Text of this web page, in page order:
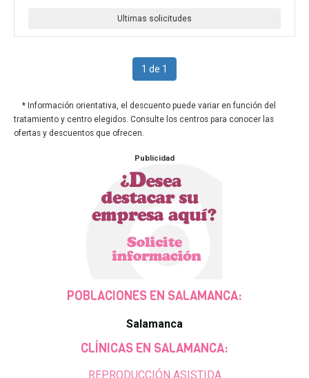
1 de 1
* Información orientativa, el descuento puede variar en función del
tratamiento y centro elegidos. Consulte los centros para conocer las
ofertas y descuentos que ofrecen.
Publicidad
POBLACIONES EN SALAMANCA:
Salamanca
CLÍNICAS EN SALAMANCA:
REPRODUCCIÓN ASISTIDA